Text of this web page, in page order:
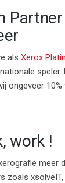
als Xerox
ongeveer
work !
meer
zoals